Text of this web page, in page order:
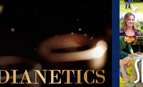
UDFORSK SERIEN